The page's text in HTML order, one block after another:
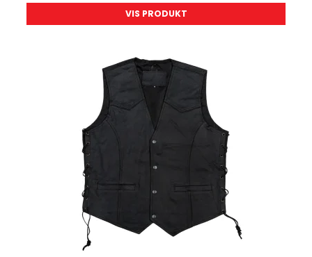
VIS PRODUKT